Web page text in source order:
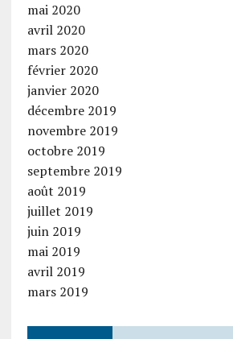
mai 2020
avril 2020
mars 2020
février 2020
janvier 2020
décembre 2019
novembre 2019
octobre 2019
septembre 2019
août 2019
juillet 2019
juin 2019
mai 2019
avril 2019
mars 2019